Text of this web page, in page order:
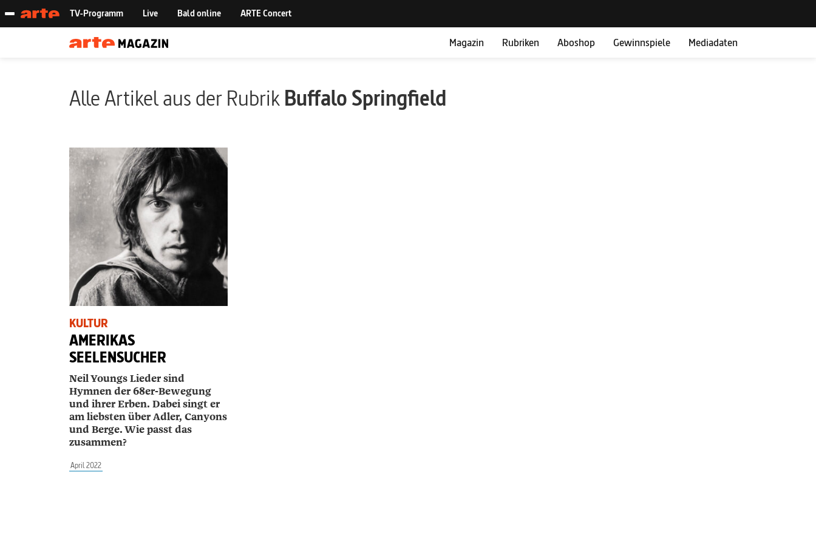
Magazin Rubriken Aboshop Gewinnspiele Mediadaten
Alle Artikel aus der RubrikBuffalo Springfield
KULTUR
AMERIKAS
SEELENSUCHER
Neil Youngs Lieder sind
Hymnen der 68er-Bewegung
und ihrer Erben. Dabei singt er
am liebsten über Adler, Canyons
und Berge. Wie passt das
zusammen?
April 2022